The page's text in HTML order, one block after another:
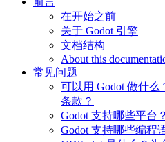
在开始之前
关于 Godot 引擎
文档结构
About this
常见问题
可以用 Godot 做什
条款？
Godot 支持哪些平台？
Godot 支持哪些编程